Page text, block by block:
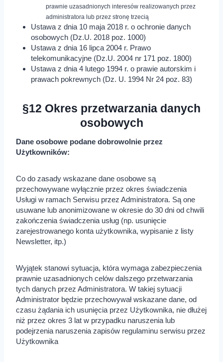
prawnie uzasadnionych interesów realizowanych przez
administratora lub przez stronę trzecią
Ustawa z dnia 10 maja 2018 r. o ochronie danych
osobowych (Dz.U. 2018 poz. 1000)
Ustawa z dnia 16 lipca 2004 r. Prawo
telekomunikacyjne (Dz.U. 2004 nr 171 poz. 1800)
Ustawa z dnia 4 lutego 1994 r. o prawie autorskim i
prawach pokrewnych (Dz. U. 1994 Nr 24 poz. 83)
§12 Okres przetwarzania danych
osobowych
Dane osobowe podane dobrowolnie przez
Użytkowników:
Co do zasady wskazane dane osobowe są
przechowywane wyłącznie przez okres świadczenia
Usługi w ramach Serwisu przez Administratora. Są one
usuwane lub anonimizowane w okresie do 30 dni od chwili
zakończenia świadczenia usług (np. usunięcie
zarejestrowanego konta użytkownika, wypisanie z listy
Newsletter, itp.)
Wyjątek stanowi sytuacja, która wymaga zabezpieczenia
prawnie uzasadnionych celów dalszego przetwarzania
tych danych przez Administratora. W takiej sytuacji
Administrator będzie przechowywał wskazane dane, od
czasu żądania ich usunięcia przez Użytkownika, nie dłużej
niż przez okres 3 lat w przypadku naruszenia lub
podejrzenia naruszenia zapisów regulaminu serwisu przez
Użytkownika